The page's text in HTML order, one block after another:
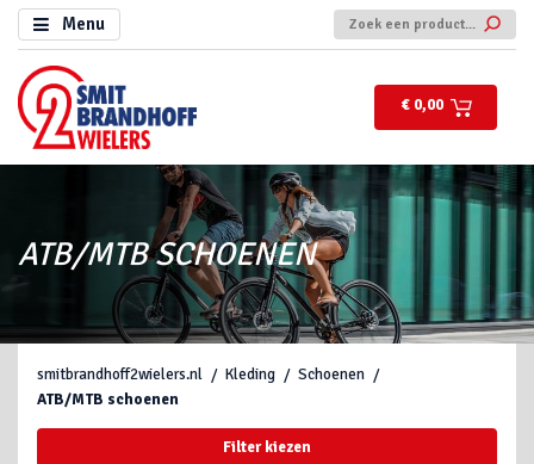
Menu
€ 0,00
ATB/MTB SCHOENEN
smitbrandhoff2wielers.nl Kleding
Schoenen
ATB/MTB schoenen
Filter kiezen